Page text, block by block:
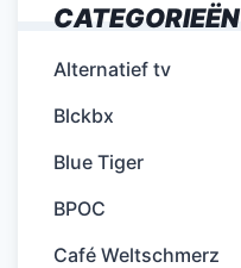
CATEGORIEËN
Alternatief tv
Blckbx
Blue Tiger
BPOC
Café Weltschmerz